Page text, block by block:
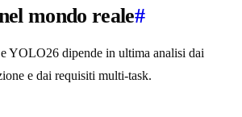
mondo reale#
YOLO26 dipende in ultima analisi dai
e dai requisiti multi-task.